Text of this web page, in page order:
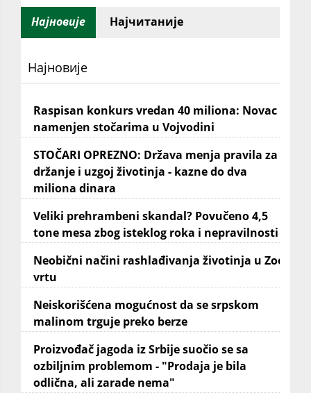
Најновије Најчитаније
Најновије
Raspisan konkurs vredan 40 miliona: Novac
namenjen stočarima u Vojvodini
STOČARI OPREZNO: Država menja pravila za
držanje i uzgoj životinja - kazne do dva
miliona dinara
Veliki prehrambeni skandal? Povučeno 4,5
tone mesa zbog isteklog roka i nepravilnosti
Neobični načini rashlađivanja životinja u Zoo
vrtu
Neiskorišćena mogućnost da se srpskom
malinom trguje preko berze
Proizvođač jagoda iz Srbije suočio se sa
ozbiljnim problemom - "Prodaja je bila
odlična, ali zarade nema"